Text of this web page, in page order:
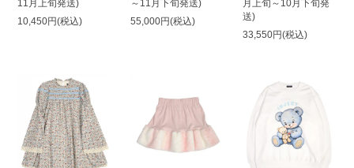
11月上旬発送)
10,450円(税込)
～11月下旬発送)
55,000円(税込)
月上旬～10月下旬発
送)
33,550円(税込)